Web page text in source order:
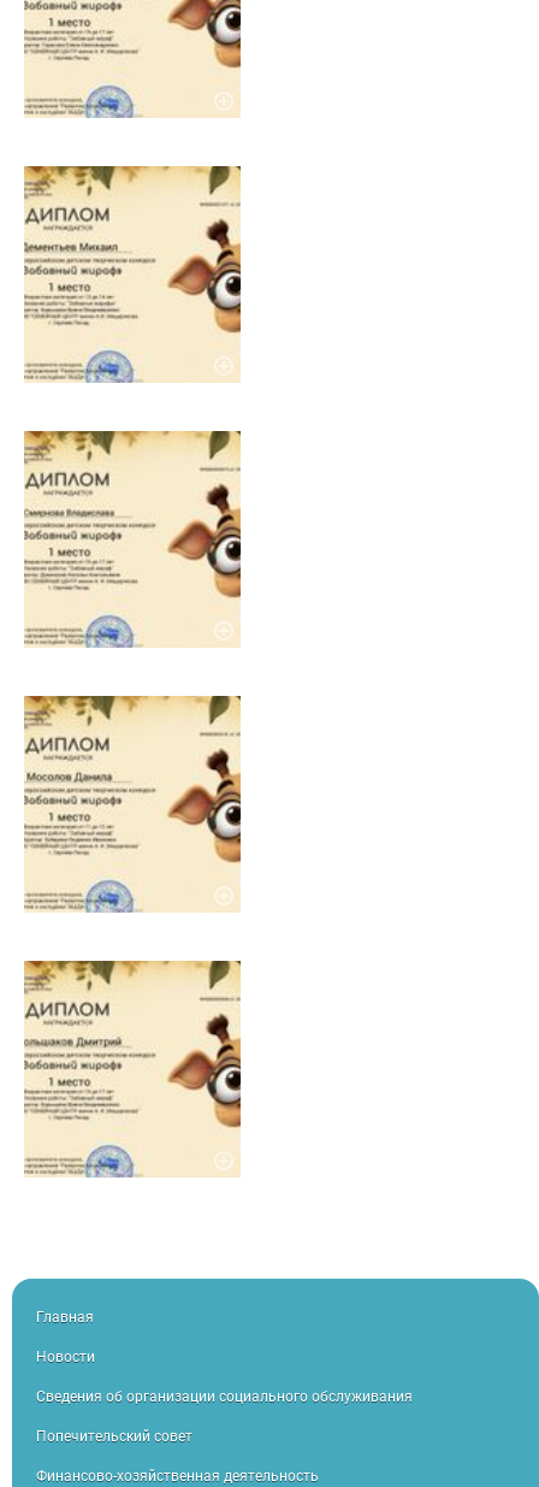
Главная
Новости
Сведения об организации социального обслуживания
Попечительский совет
Финансово-хозяйственная деятельность